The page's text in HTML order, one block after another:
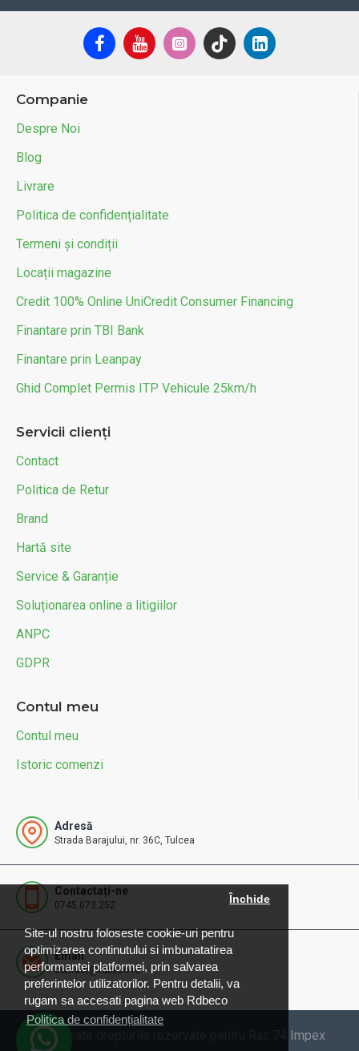
Site-ul nostru foloseste cookie-uri pentru
optimizarea continutului si imbunatatirea
performantei platformei, prin salvarea
preferintelor utilizatorilor. Pentru detalii, va
rugam sa accesati pagina web Rdbeco
Politica de confidențialitate
Închide
Companie
Despre Noi
Blog
Livrare
Politica de confidențialitate
Termeni și condiții
Locații magazine
Credit 100% Online UniCredit Consumer Financing
Finantare prin TBI Bank
Finantare prin Leanpay
Ghid Complet Permis ITP Vehicule 25km/h
Servicii clienți
Contact
Politica de Retur
Brand
Hartă site
Service & Garanție
Soluționarea online a litigiilor
ANPC
GDPR
Contul meu
Contul meu
Istoric comenzi
Adresă
Strada Barajului, nr. 36C, Tulcea
Contactați-ne
0745.073.252
Email
contact@rdbeco.ro
© 2025 Toate drepturile rezervate pentru Rac 74 Impex